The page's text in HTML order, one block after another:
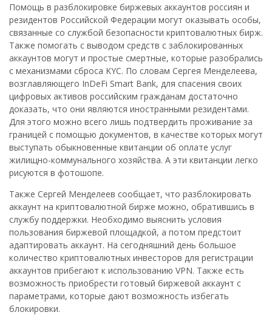
Помощь в разблокировке биржевых аккаунтов россиян и
резидентов Российской Федерации могут оказывать особы,
связанные со службой безопасности криптовалютных бирж.
Также помогать с выводом средств с заблокированных
аккаунтов могут и простые смертные, которые разобрались
с механизмами сброса KYC. По словам Сергея Менделеева,
возглавляющего InDeFi Smart Bank, для спасения своих
цифровых активов российским гражданам достаточно
доказать, что они являются иностранными резидентами.
Для этого можно всего лишь подтвердить проживание за
границей с помощью документов, в качестве которых могут
выступать обыкновенные квитанции об оплате услуг
жилищно-коммунального хозяйства. А эти квитанции легко
рисуются в фотошопе.
Также Сергей Менделеев сообщает, что разблокировать
аккаунт на криптовалютной бирже можно, обратившись в
службу поддержки. Необходимо выяснить условия
пользования биржевой площадкой, а потом предстоит
адаптировать аккаунт. На сегодняшний день большое
количество криптовалютных инвесторов для регистрации
аккаунтов прибегают к использованию VPN. Также есть
возможность приобрести готовый биржевой аккаунт с
параметрами, которые дают возможность избегать
блокировки.